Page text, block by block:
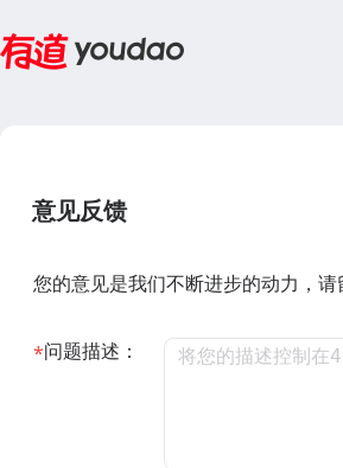
意见反馈
您的意见是我们不断进步的动力，
问题描述：